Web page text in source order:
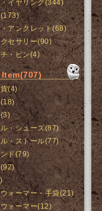
イヤリング(344)
アンクレット(68)
セサリー(90)
・ピン(4)
(4)
・シューズ(87)
・ストール(77)
ド(79)
ォーマー・手袋(21)
ォーマー(12)